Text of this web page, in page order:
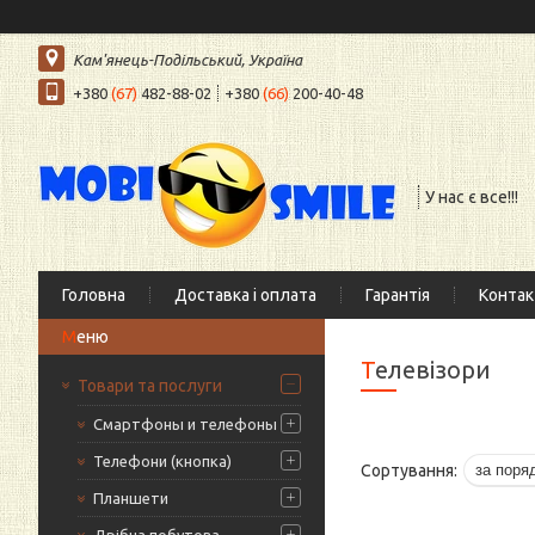
Кам'янець-Подільський, Україна
+380 (67)482-88-02 +380(66)200-40-48
У нас є все!!!
Головна Доставка і оплата Гарантія
Товари та послуги
Смартфоны и телефоны
Телефони (кнопка)
Планшети
Телевізори